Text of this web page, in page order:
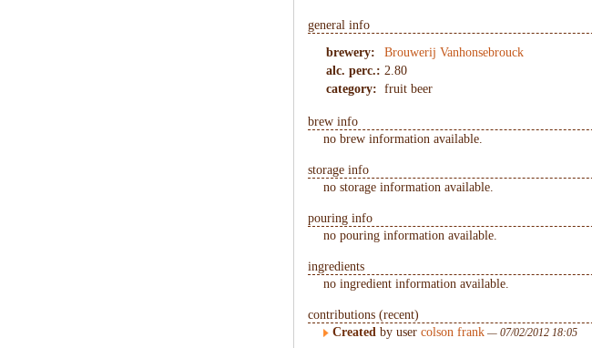
general info
brewery:
Brouwerij Vanhonsebrouck
alc. perc.: 2.80
category: fruit beer
brew info
no brew information available.
storage info
no storage information available.
pouring info
no pouring information available.
ingredients
no ingredient information available.
contributions (recent)
Created by user colson frank — 07/02/2012 18:05